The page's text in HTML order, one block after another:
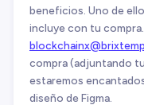
beneficios. Uno de
incluye con tu
compra (adjuntando
estaremos
diseño de Figma.